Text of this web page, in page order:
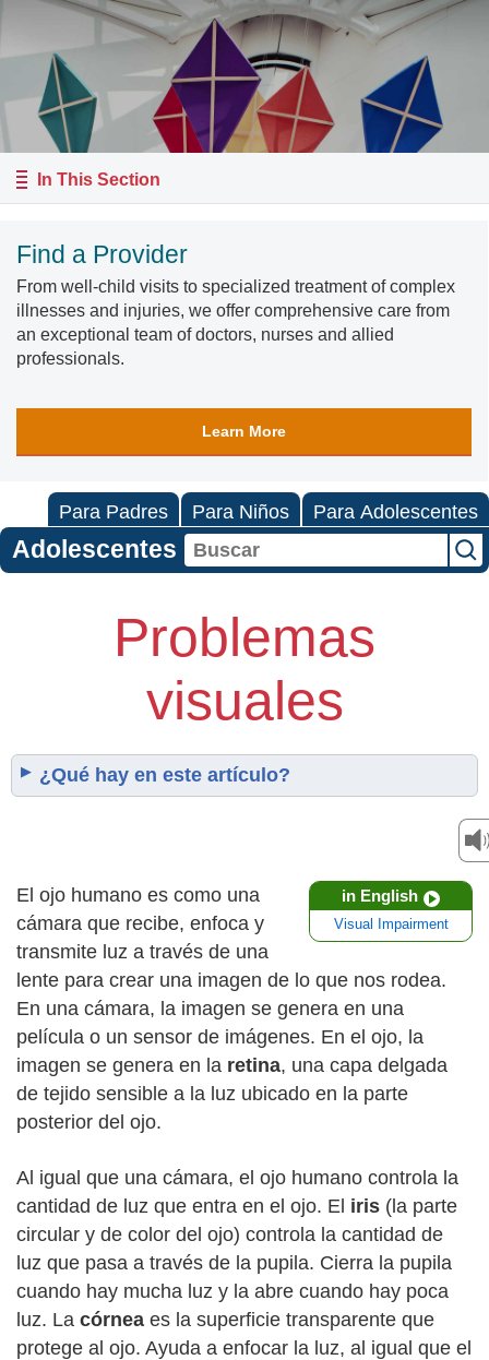
In This Section
Find a Provider
From well-child visits to specialized treatment of complex
illnesses and injuries, we offer comprehensive care from
an exceptional team of doctors, nurses and allied
professionals.
Learn More
Para Padres Para Niños Para Adolescentes
Adolescentes
Problemas
visuales
¿Qué hay en este artículo?
in English
Visual Impairment
El ojo humano es como una
cámara que recibe, enfoca y
transmite luz a través de una
lente para crear una imagen de lo que nos rodea.
En una cámara, la imagen se genera en una
película o un sensor de imágenes. En el ojo, la
imagen se genera en la retina, una capa delgada
de tejido sensible a la luz ubicado en la parte
posterior del ojo.
Al igual que una cámara, el ojo humano controla la
cantidad de luz que entra en el ojo. El iris (la parte
circular y de color del ojo) controla la cantidad de
luz que pasa a través de la pupila. Cierra la pupila
cuando hay mucha luz y la abre cuando hay poca
luz. La córnea es la superficie transparente que
protege al ojo. Ayuda a enfocar la luz, al igual que el